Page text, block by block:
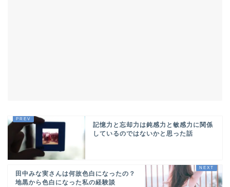
記憶力と忘却力は鈍感力と敏感力に関係
しているのではないかと思った話
田中みな実さんは何故色白になったの？
地黒から色白になった私の経験談